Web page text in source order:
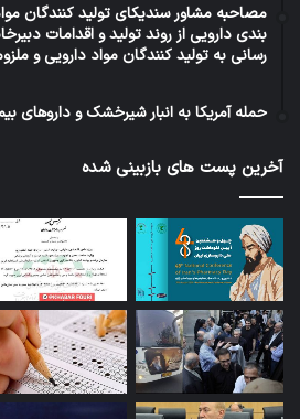
مصاحبه مشاور سندیکای تولید کنندگان
بندی دارویی از روند تولید و اقدامات
رسانی به تولید کنندگان مواد دارویی و
حمله آمریکا به انبار شیرخشک و داروهای
آخرین پست های بازبینی شده